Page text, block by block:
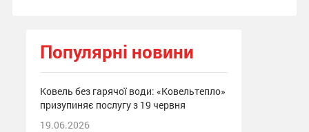
Популярні новини
Ковель без гарячої води: «Ковельтепло»
призупиняє послугу з 19 червня
19.06.2026